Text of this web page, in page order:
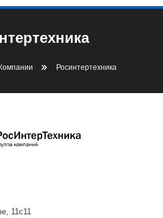
Компании Росинтертехника
11с11